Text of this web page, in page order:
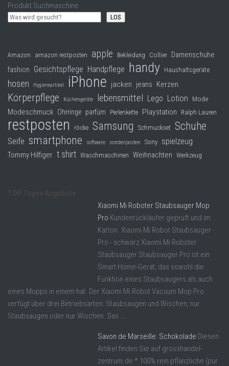
Produkt Suchmaschine
LOS
Amazon amazon restposten apple Bekleidung Collier Damenschuhe
fashion Gesichtspflege Handpflege handy Haushaltsgeräte
hosen Hygieneartikel iPhone jacken jeans Kerzen
Körperpflege Küchengeräte lebensmittel Lego Lotion Mode
Modeschmuck Ohrringe parfüm Perlenkette Playstation Ralph Lauren
restposten röcke Samsung Schmuckset Schuhe
Seife smartphone software sonderposten Sony spielzeug
Tommy Hilfiger t shirt Waschmaschinen Weihnachten Werkzeug
Xiaomi Mi Roboter Staubsauger Mop
Pro Kundenrückläufer geprüft und im
Karton. Xiaomi Mi Robot Staubsauger
Pro - schwarz Xiaomi Mi Roboter
Staubsauger Staubsauger Pro ist ein
Smart Home-Gerät, das sowohl die
Funktion eines Staubsaugers als auch
eines Mopps in einem hat. Der Xiaomi Mi Robot Vacuum Mop Pro
verfügt über drei Betriebsarten: Staubsaugen und Wischen, nur
Staubsaugen oder nur Wischen. Das ...
Savon de Marseille: Schokolade Diesen
Artikel finden Sie auf grosshandel-
zentrum.de * 100% rein pflanzliche (pur